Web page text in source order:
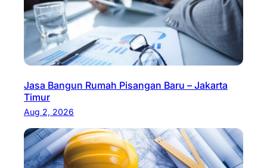
Jasa Bangun Rumah Pisangan Baru – Jakarta
Timur
Aug 2, 2026